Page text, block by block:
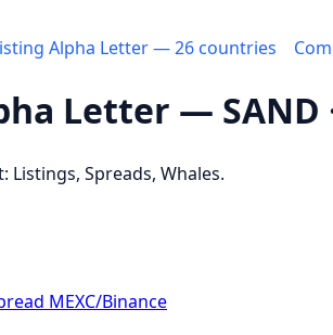
Alpha Letter — 26 countries
Letter — SAND
Listings, Spreads, Whales.
MEXC/Binance